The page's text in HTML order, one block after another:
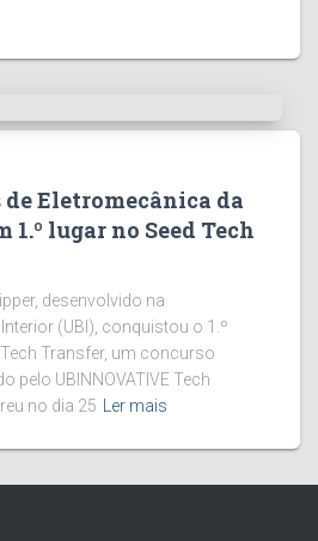
Eletromecânica da
1.º lugar no Seed Tech
desenvolvido na
(UBI), conquistou o 1.º
Tech Transfer, um concurso
pelo UBINNOVATIVE Tech
no dia 25
Ler mais